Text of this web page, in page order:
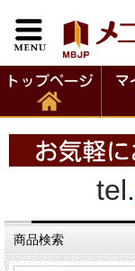
tel.
商品検索